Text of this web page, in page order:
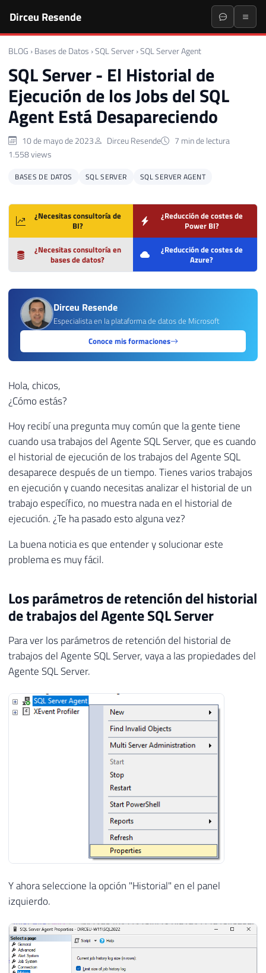
Dirceu Resende
BLOG › Bases de Datos ›SQL Server ›SQL Server Agent
SQL Server - El Historial de
Ejecución de los Jobs del SQL
Agent Está Desapareciendo
10 de mayo de 2023 Dirceu Resende
7 min de lectura
1.558 views
BASES DE DATOS SQL SERVER SQL SERVER AGENT
¿Necesitas consultoría de
BI?
¿Reducción de costes de
Power BI?
¿Necesitas consultoría en
bases de datos?
¿Reducción de costes de
Azure?
Dirceu Resende
Especialista en la plataforma de datos de Microsoft
Conoce mis formaciones
Hola, chicos,
¿Cómo estás?
Hoy recibí una pregunta muy común que la gente tiene
cuando usa trabajos del Agente SQL Server, que es cuando
el historial de ejecución de los trabajos del Agente SQL
desaparece después de un tiempo. Tienes varios trabajos
en ejecución y cuando necesitas analizar el historial de un
trabajo específico, no muestra nada en el historial de
ejecución. ¿Te ha pasado esto alguna vez?
La buena noticia es que entender y solucionar este
problema es muy fácil.
Los parámetros de retención del historial
de trabajos del Agente SQL Server
Para ver los parámetros de retención del historial de
trabajos del Agente SQL Server, vaya a las propiedades del
Agente SQL Server.
Y ahora seleccione la opción "Historial" en el panel
izquierdo.